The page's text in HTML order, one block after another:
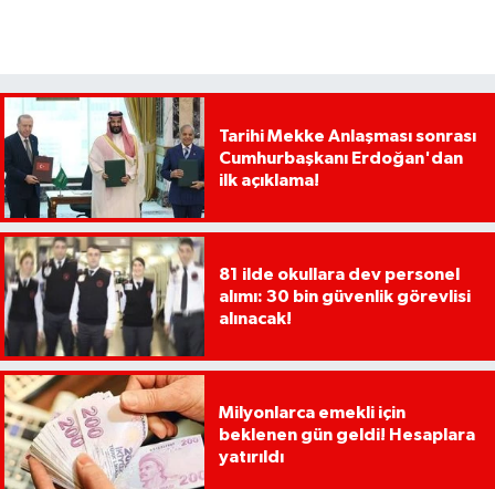
Tarihi Mekke Anlaşması sonrası
Cumhurbaşkanı Erdoğan'dan
ilk açıklama!
81 ilde okullara dev personel
alımı: 30 bin güvenlik görevlisi
alınacak!
Milyonlarca emekli için
beklenen gün geldi! Hesaplara
yatırıldı